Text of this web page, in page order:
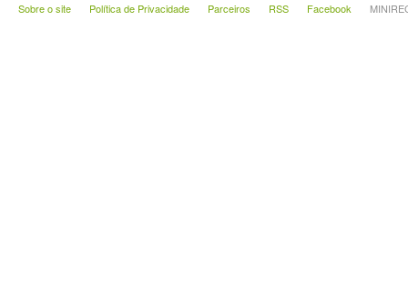
Sobre o site Política de Privacidade Parceiros RSS Facebook